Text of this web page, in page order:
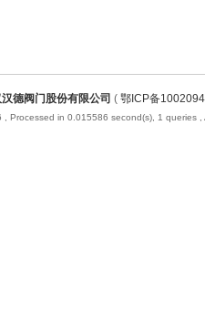
德阀门股份有限公司 ( 鄂ICP备
, Processed in 0.015586 second(s), 1 queries ,